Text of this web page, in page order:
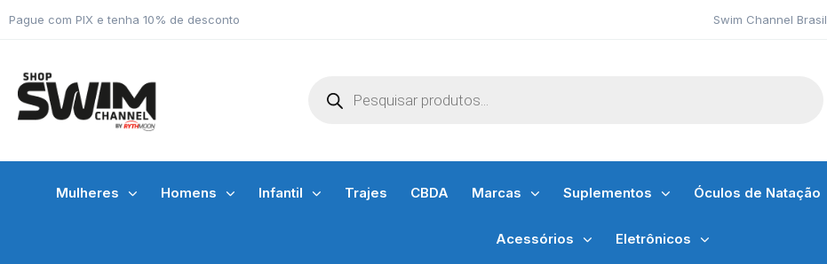
Pague com PIX e tenha 10% de desconto Swim Channel Brasil
Mulheres Homens Infantil Trajes CBDA Marcas Suplementos Óculos de Natação
Acessórios Eletrônicos